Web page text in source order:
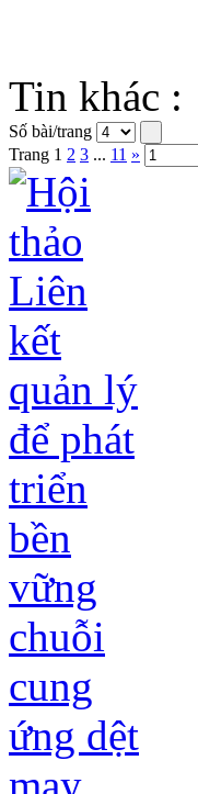
Tin khác :
Số bài/trang
Trang 1 2 3 ... 11 »